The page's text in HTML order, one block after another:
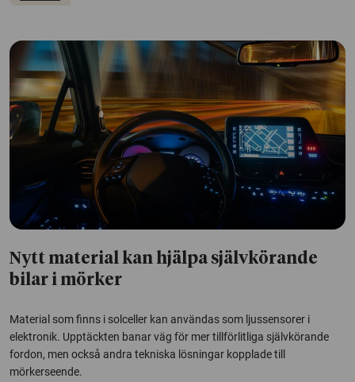
Nytt material kan hjälpa självkörande
bilar i mörker
Material som finns i solceller kan användas som ljussensorer i
elektronik. Upptäckten banar väg för mer tillförlitliga självkörande
fordon, men också andra tekniska lösningar kopplade till
mörkerseende.